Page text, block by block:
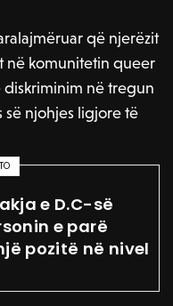
që njerëzit
në komunitetin queer
në tregun
së njohjes ligjore të
e D.C-së
e parë
pozitë në nivel